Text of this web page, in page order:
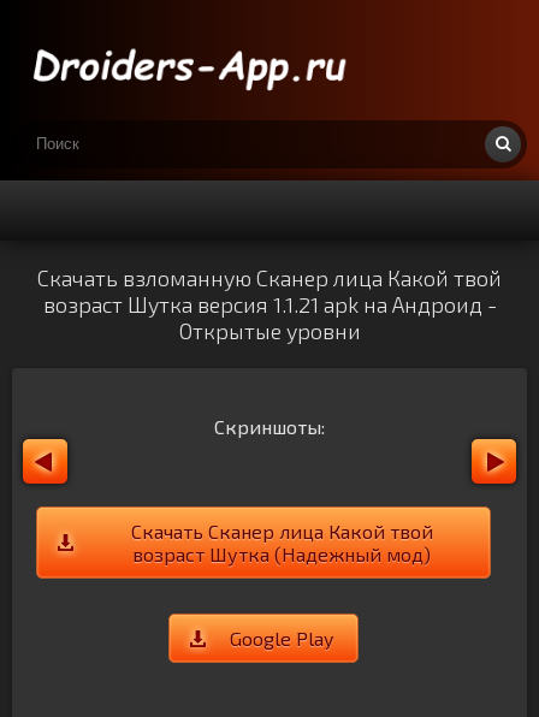
Скачать взломанную Сканер лица Какой твой
возраст Шутка версия 1.1.21 apk на Андроид -
Открытые уровни
Скриншоты:
Скачать Сканер лица Какой твой
возраст Шутка (Надежный мод)
Google Play